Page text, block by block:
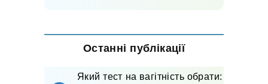
Останні публікації
Який тест на вагітність обрати: